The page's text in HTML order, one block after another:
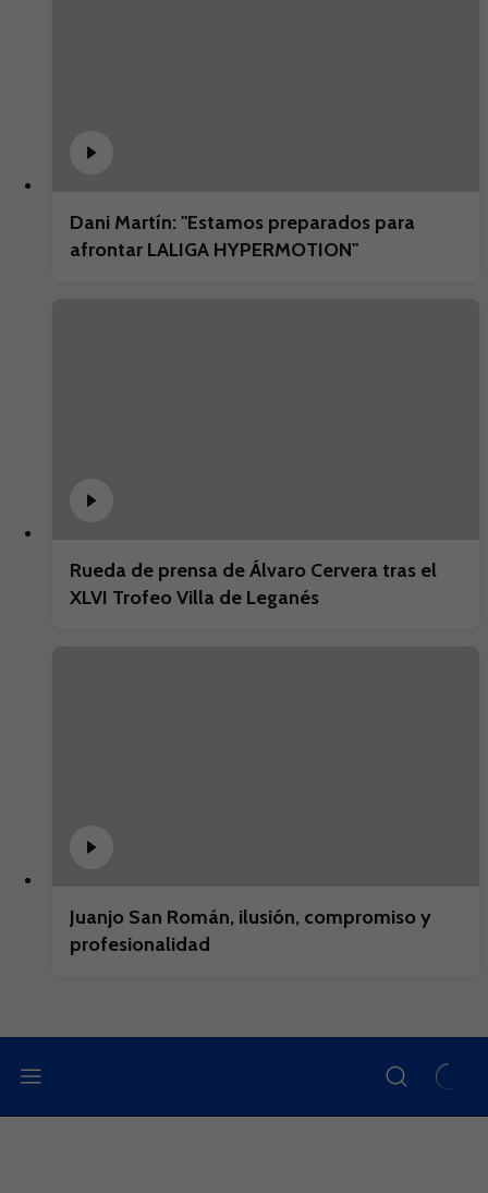
Dani Martín: "Estamos preparados para
afrontar LALIGA HYPERMOTION"
Rueda de prensa de Álvaro Cervera tras el
XLVI Trofeo Villa de Leganés
Juanjo San Román, ilusión, compromiso y
profesionalidad